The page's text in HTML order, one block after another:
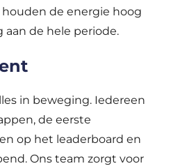
de energie hoog
de hele periode.
in beweging. Iedereen
de eerste
op het leaderboard en
Ons team zorgt voor